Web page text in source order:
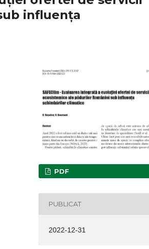
influența
PDF
PUBLICAT
2022-12-31